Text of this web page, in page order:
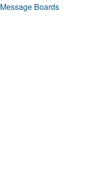
Message Boards